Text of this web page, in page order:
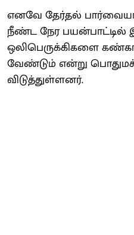
எனவே தேர்தல்
நீண்ட நேர பயன்பாட்டில்
ஒலிபெருக்கிகளை
வேண்டும் என்று
விடுத்துள்ளனர்.